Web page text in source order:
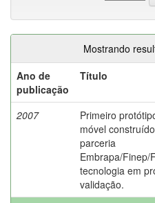
Mostrando
Ano de
publicação
Título
2007
Primeiro
móvel
parceria
Embrapa/Finep/
tecnologia em
validação.